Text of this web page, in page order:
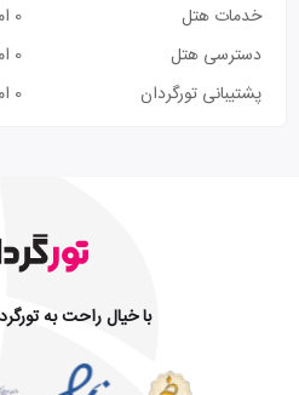
خدمات هتل
0 امتیاز
دسترسی هتل
0 امتیاز
پشتیبانی تورگردان
0 امتیاز
با خیال راحت به